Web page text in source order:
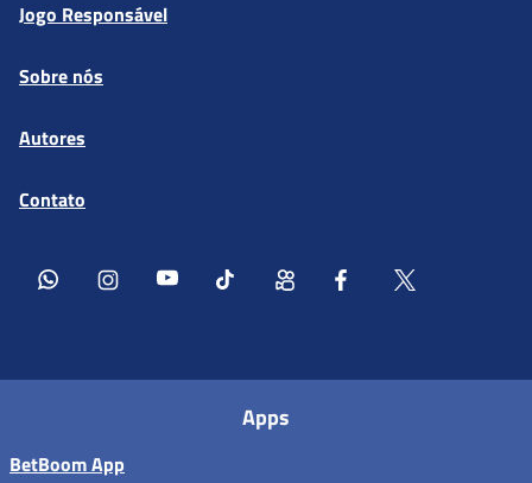
Jogo Responsável
Sobre nós
Autores
Contato
Apps
BetBoom App